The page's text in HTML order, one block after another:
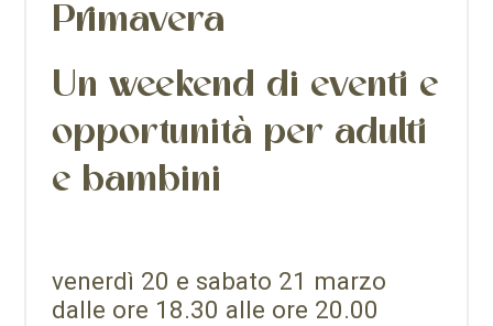
Primavera
Un weekend di eventi e
opportunità per adulti
e bambini
venerdì 20 e sabato 21 marzo
dalle ore 18.30 alle ore 20.00